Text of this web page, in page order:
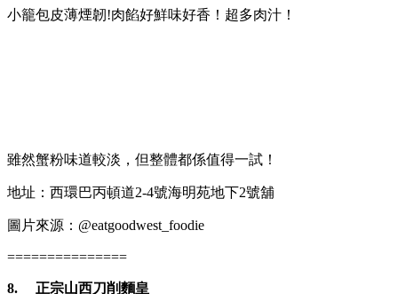
小籠包皮薄煙韌!肉餡好鮮味好香！超多肉汁！
雖然蟹粉味道較淡，但整體都係值得一試！
地址：西環巴丙頓道2-4號海明苑地下2號舖
圖片來源：@eatgoodwest_foodie
===============
8. 正宗山西刀削麵皇